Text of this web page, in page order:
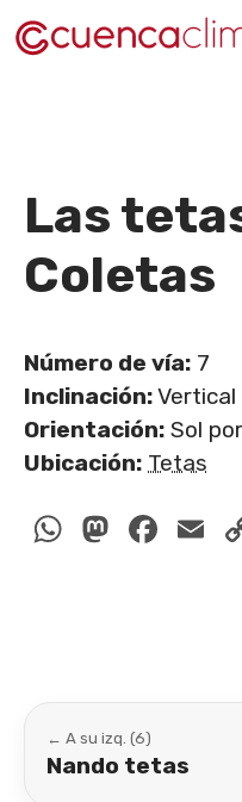
Saltar
al
Las
Coletas
Número de vía: 7
Inclinación:Vertical
Orientación: Sol
Ubicación: Tetas
← A su izq. (6)
Nando tetas